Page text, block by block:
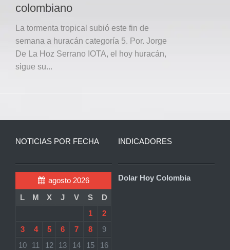
Contactenos
facebook
Twitter
colombiano
La tormenta tropical subió este fin de
semana a huracán categoría 5. Por. Jorge
De La Hoz Serrano IOTA, el hoy huracán,
sigue su...
NOTICIAS POR FECHA
agosto 2026
L
M X J V S
D
1
2
3
4 5 6 7 8
9
10
11 12 13 14 15
16
INDICADORES
Dolar Hoy Colombia